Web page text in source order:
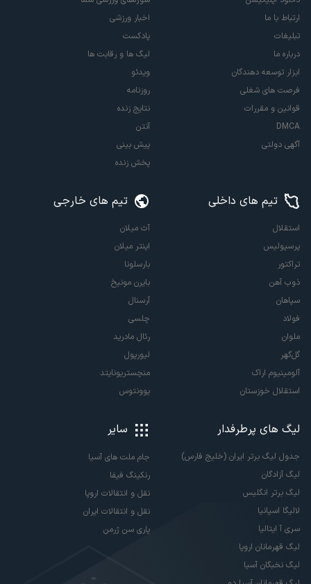
ارتباط با ما
تبلیغات
درباره ما
ابزار توسعه دهندگان
فرصت های شغلی
قوانین و مقررات
DMCA
آگهی دولتی
اخبار ورزشی
پادکست
لیگ ها و رقابت ها
ویدئو
روزنامه
نتایج زنده
آنتن
پیش بینی
پخش زنده
تیم های داخلی
استقلال
پرسپولیس
تراکتور
ذوب آهن
سپاهان
فولاد
ملوان
گل‌گهر
آلومینیوم اراک
استقلال خوزستان
تیم های خارجی
آث میلان
اینتر میلان
بارسلونا
بایرن مونیخ
آرسنال
چلسی
رئال مادرید
لیورپول
منچستریونایتد
یوونتوس
لیگ های پرطرفدار
جدول لیگ برتر ایران (خلیج فارس)
لیگ آزادگان
لیگ برتر انگلیس
لالیگا اسپانیا
سری آ ایتالیا
لیگ قهرمانان اروپا
لیگ نخبگان آسیا
سایر
جام ملت های آسیا
رنکینگ فیفا
نقل و انتقالات اروپا
نقل و انتقالات ایران
پاری سن ژرمن